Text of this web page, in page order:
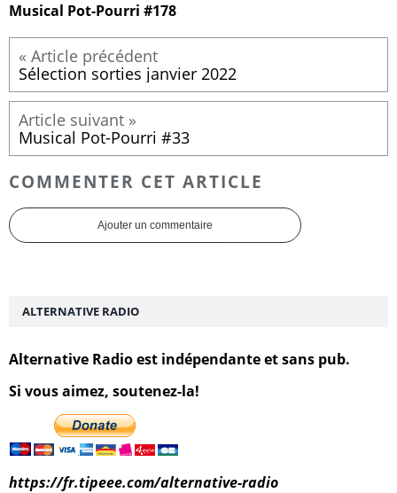
Musical Pot-Pourri #178
Sélection sorties janvier 2022
Musical Pot-Pourri #33
COMMENTER CET ARTICLE
Ajouter un commentaire
ALTERNATIVE RADIO
Alternative Radio est indépendante et sans pub.
Si vous aimez, soutenez-la!
https://fr.tipeee.com/alternative-radio